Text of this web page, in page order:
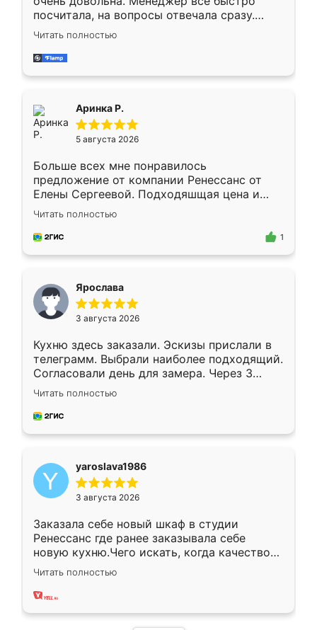
посчитала, на вопросы отвечала сразу.
Замерщик приехал в субботу, подошёл к
делу со всей ответственностью. Собрали
за день, ребята работали аккуратно, даже
Читать полностью
Аринка Р.
5 августа 2026
Больше всех мне понравилось
предложение от компании Ренессанс от
Елены Сергеевой. Подходяшщая цена и
короткие сроки изготовления. Приехавший
для замера сотрудник Владислав
предложил по моему эскизу самый
Читать полностью
1
Ярослава
3 августа 2026
Кухню здесь заказали. Эскизы прислали в
телеграмм. Выбрали наиболее подходящий.
Согласовали день для замера. Через 3
недели кухня была уже готова. Остались
довольны работой. Спасибо Ренессанс
мебель за качественную работу!
Читать полностью
yaroslava1986
3 августа 2026
Заказала себе новый шкаф в студии
Ренессанс где ранее заказывала себе
новую кухню.Чего искать, когда качеством
вполне довольна. Служит кухня уже почти
два года, нареканий нет.
Читать полностью